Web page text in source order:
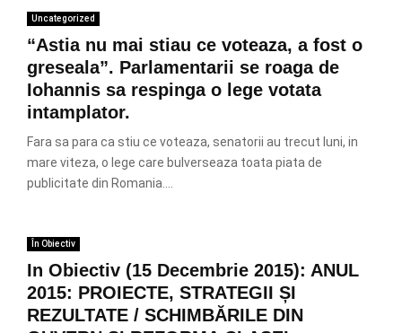
Uncategorized
“Astia nu mai stiau ce voteaza, a fost o
greseala”. Parlamentarii se roaga de
Iohannis sa respinga o lege votata
intamplator.
Fara sa para ca stiu ce voteaza, senatorii au trecut luni, in
mare viteza, o lege care bulverseaza toata piata de
publicitate din Romania....
În Obiectiv
In Obiectiv (15 Decembrie 2015): ANUL
2015: PROIECTE, STRATEGII ȘI
REZULTATE / SCHIMBĂRILE DIN